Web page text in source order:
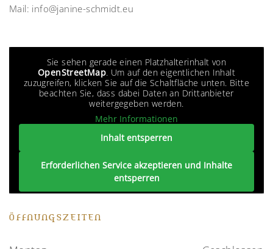
Mail: info@janine-schmidt.eu
Sie sehen gerade einen Platzhalterinhalt von
OpenStreetMap. Um auf den eigentlichen Inhalt
zuzugreifen, klicken Sie auf die Schaltfläche unten. Bitte
beachten Sie, dass dabei Daten an Drittanbieter
weitergegeben werden.
Mehr Informationen
Inhalt entsperren
Erforderlichen Service akzeptieren und Inhalte
entsperren
ÖFFNUNGSZEITEN